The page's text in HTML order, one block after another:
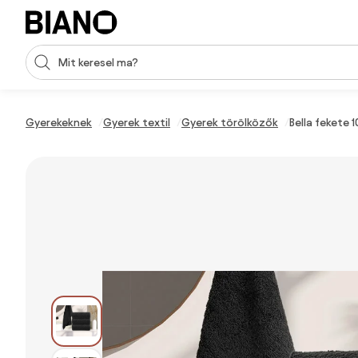
Navigáció kihagyása, ugrás a tartalomra
Keresési bevitel
Gyerekeknek Gyerek textil Gyerek törölközők Bella fekete